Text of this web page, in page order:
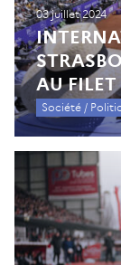
Société /
AU FILET
03 juillet 2024